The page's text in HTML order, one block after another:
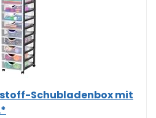
Schubladenbox mit